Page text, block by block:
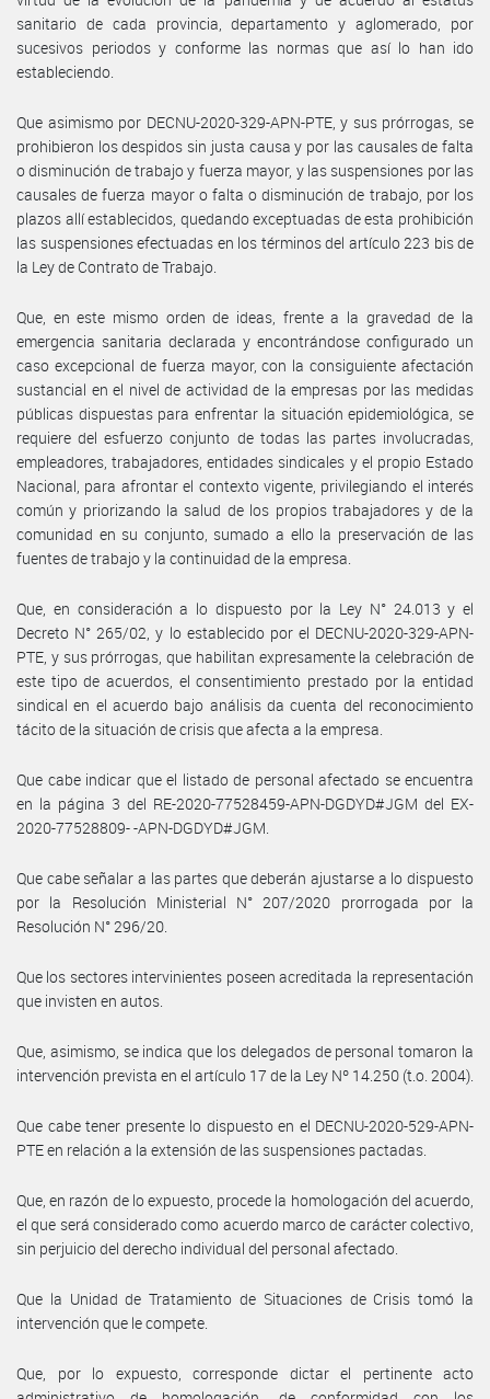
sanitario de cada provincia, departamento y aglomerado, por
sucesivos periodos y conforme las normas que así lo han ido
estableciendo.
Que asimismo por DECNU-2020-329-APN-PTE, y sus prórrogas, se
prohibieron los despidos sin justa causa y por las causales de falta
o disminución de trabajo y fuerza mayor, y las suspensiones por las
causales de fuerza mayor o falta o disminución de trabajo, por los
plazos allí establecidos, quedando exceptuadas de esta prohibición
las suspensiones efectuadas en los términos del artículo 223 bis de
la Ley de Contrato de Trabajo.
Que, en este mismo orden de ideas, frente a la gravedad de la
emergencia sanitaria declarada y encontrándose configurado un
caso excepcional de fuerza mayor, con la consiguiente afectación
sustancial en el nivel de actividad de la empresas por las medidas
públicas dispuestas para enfrentar la situación epidemiológica, se
requiere del esfuerzo conjunto de todas las partes involucradas,
empleadores, trabajadores, entidades sindicales y el propio Estado
Nacional, para afrontar el contexto vigente, privilegiando el interés
común y priorizando la salud de los propios trabajadores y de la
comunidad en su conjunto, sumado a ello la preservación de las
fuentes de trabajo y la continuidad de la empresa.
Que, en consideración a lo dispuesto por la Ley N° 24.013 y el
Decreto N° 265/02, y lo establecido por el DECNU-2020-329-APN-
PTE, y sus prórrogas, que habilitan expresamente la celebración de
este tipo de acuerdos, el consentimiento prestado por la entidad
sindical en el acuerdo bajo análisis da cuenta del reconocimiento
tácito de la situación de crisis que afecta a la empresa.
Que cabe indicar que el listado de personal afectado se encuentra
en la página 3 del RE-2020-77528459-APN-DGDYD#JGM del EX-
2020-77528809- -APN-DGDYD#JGM.
Que cabe señalar a las partes que deberán ajustarse a lo dispuesto
por la Resolución Ministerial N° 207/2020 prorrogada por la
Resolución N° 296/20.
Que los sectores intervinientes poseen acreditada la representación
que invisten en autos.
Que, asimismo, se indica que los delegados de personal tomaron la
intervención prevista en el artículo 17 de la Ley Nº 14.250 (t.o. 2004).
Que cabe tener presente lo dispuesto en el DECNU-2020-529-APN-
PTE en relación a la extensión de las suspensiones pactadas.
Que, en razón de lo expuesto, procede la homologación del acuerdo,
el que será considerado como acuerdo marco de carácter colectivo,
sin perjuicio del derecho individual del personal afectado.
Que la Unidad de Tratamiento de Situaciones de Crisis tomó la
intervención que le compete.
Que, por lo expuesto, corresponde dictar el pertinente acto